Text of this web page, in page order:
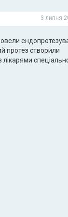
3 липня
протез створили
лікарями